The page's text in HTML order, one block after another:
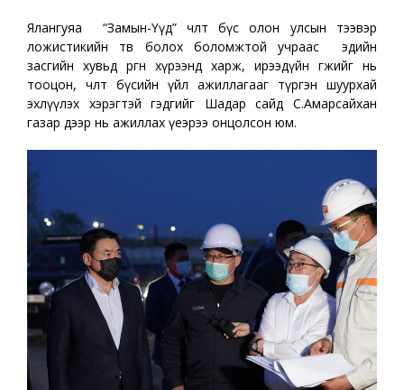
Ялангуяа “Замын-Үүд” чөлөөт бүс олон улсын тээвэр
ложистикийн төв болох боломжтой учраас эдийн
засгийн хувьд өргөн хүрээнд харж, ирээдүйн өгөөжийг нь
тооцон, чөлөөт бүсийн үйл ажиллагааг түргэн шуурхай
эхлүүлэх хэрэгтэй гэдгийг Шадар сайд С.Амарсайхан
газар дээр нь ажиллах үеэрээ онцолсон юм.